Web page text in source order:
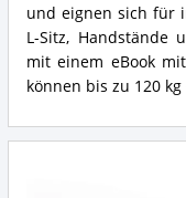
und eignen sich für
L-Sitz, Handstände
mit einem eBook
können bis zu 120